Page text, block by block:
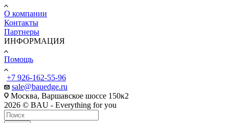
О компании
Контакты
Партнеры
ИНФОРМАЦИЯ
Помощь
+7 926-162-55-96
sale@bauedge.ru
Москва, Варшавское шоссе 150к2
2026 © BAU - Everything for you